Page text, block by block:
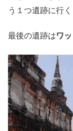
う１つ遺跡に行く
最後の遺跡はワ